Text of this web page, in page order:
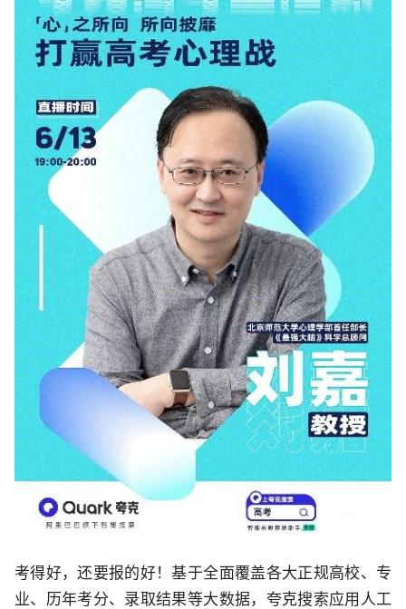
考得好，还要报的好！基于全面覆盖各大正规高校、专
业、历年考分、录取结果等大数据，夸克搜索应用人工